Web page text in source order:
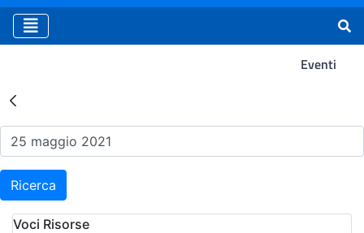
Eventi
Risultati della Ricerca -
Ricerca
Voci Risorse